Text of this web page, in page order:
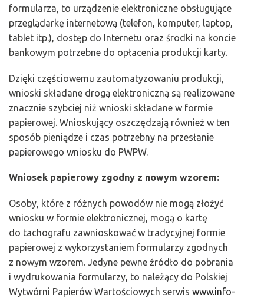
formularza, to urządzenie elektroniczne obsługujące
przeglądarkę internetową (telefon, komputer, laptop,
tablet itp.), dostęp do Internetu oraz środki na koncie
bankowym potrzebne do opłacenia produkcji karty.
Dzięki częściowemu zautomatyzowaniu produkcji,
wnioski składane drogą elektroniczną są realizowane
znacznie szybciej niż wnioski składane w formie
papierowej. Wnioskujący oszczędzają również w ten
sposób pieniądze i czas potrzebny na przesłanie
papierowego wniosku do PWPW.
Wniosek papierowy zgodny z nowym wzorem:
Osoby, które z różnych powodów nie mogą złożyć
wniosku w formie elektronicznej, mogą o kartę
do tachografu zawnioskować w tradycyjnej formie
papierowej z wykorzystaniem formularzy zgodnych
z nowym wzorem. Jedyne pewne źródło do pobrania
i wydrukowania formularzy, to należący do Polskiej
Wytwórni Papierów Wartościowych serwis www.info-